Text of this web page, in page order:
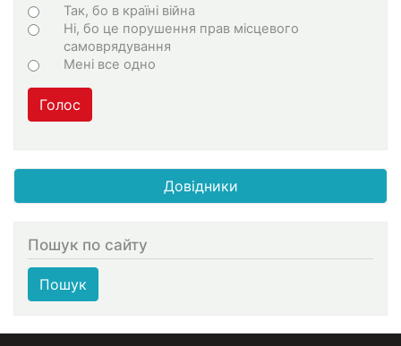
Choices
Так, бо в країні війна
Ні, бо це порушення прав місцевого
самоврядування
Мені все одно
Голос
Довідники
Пошук по сайту
Пошук